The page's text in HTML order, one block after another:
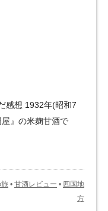
感想 1932年(昭和7
』の米麹甘酒で
• 甘酒レビュー • 四国地
方